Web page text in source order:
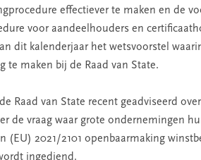
effectiever te maken en de
voor aandeelhouders en
dit kalenderjaar het wetsvoorstel
te maken bij de Raad van State.
Raad van State recent geadviseerd
de vraag waar grote ondernemingen
(EU) 2021/2101 openbaarmaking
ingediend.